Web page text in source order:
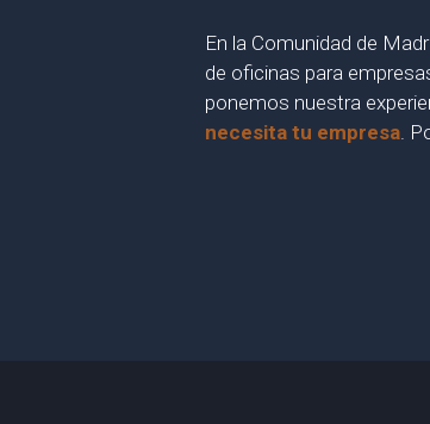
En la Comunidad de
de oficinas para
ponemos nuestra
necesita tu empresa.